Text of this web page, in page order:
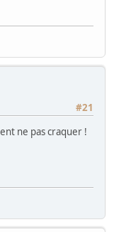
#21
ne pas craquer !